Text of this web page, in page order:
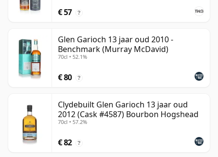
€ 57 ?
Glen Garioch 13 jaar oud 2010 -
Benchmark (Murray McDavid)
70cl • 52.1%
€ 80 ?
Clydebuilt Glen Garioch 13 jaar oud
2012 (Cask #4587) Bourbon Hogshead
70cl • 57.2%
€ 82 ?